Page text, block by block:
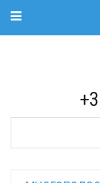
Toggle Navigation